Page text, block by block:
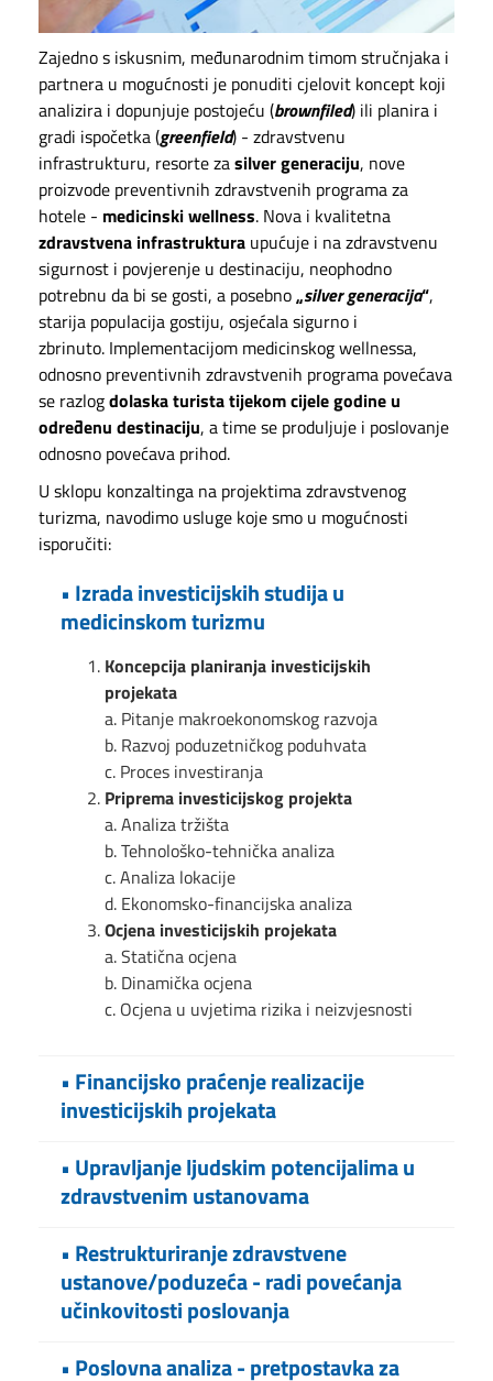
Zajedno s iskusnim, međunarodnim timom stručnjaka i
partnera u mogućnosti je ponuditi cjelovit koncept koji
analizira i dopunjuje postojeću (brownfiled) ili planira i
gradi ispočetka (greenfield) - zdravstvenu
infrastrukturu, resorte zasilver generaciju, nove
proizvode preventivnih zdravstvenih programa za
hotele - medicinski wellness. Nova i kvalitetna
zdravstvena infrastruktura upućuje i na zdravstvenu
sigurnost i povjerenje u destinaciju, neophodno
potrebnu da bi se gosti, a posebno„silver generacija“,
starija populacija gostiju, osjećala sigurno i
zbrinuto. Implementacijom medicinskog wellnessa,
odnosno preventivnih zdravstvenih programa povećava
se razlogdolaska turista tijekom cijele godine u
određenu destinaciju, a time se produljuje i poslovanje
odnosno povećava prihod.
U sklopu konzaltinga na projektima zdravstvenog
turizma, navodimo usluge koje smo u mogućnosti
isporučiti:
• Izrada investicijskih studija u
medicinskom turizmu
Koncepcija planiranja investicijskih
projekata
a. Pitanje makroekonomskog razvoja
b. Razvoj poduzetničkog poduhvata
c. Proces investiranja
Priprema investicijskog projekta
a. Analiza tržišta
b. Tehnološko-tehnička analiza
c. Analiza lokacije
d. Ekonomsko-financijska analiza
Ocjena investicijskih projekata
a. Statična ocjena
b. Dinamička ocjena
c. Ocjena u uvjetima rizika i neizvjesnosti
• Financijsko praćenje realizacije
investicijskih projekata
Podrazumijeva računovodstvene usluge
praćenja realizacije investicijskih projekata
Pravni savjeti vezani uz problematiku rada
računovodstveni dio poslovnog procesa
• Upravljanje ljudskim potencijalima u
zdravstvenim ustanovama
Predviđanje i planiranje potreba i
pribavljanje kadrova (objava oglasa –
natječaja, selekcija, ugovori o radu i
managerski ugovori, prijave – odjave,
Utvrđivanje kriterija radne uspješnosti
• Restrukturiranje zdravstvene
ustanove/poduzeća - radi povećanja
učinkovitosti poslovanja
Restrukturiranje ustanove/poduzeća je proces
• Poslovna analiza - pretpostavka za